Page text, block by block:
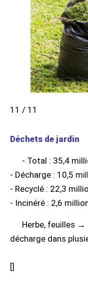
11 / 11
Déchets de jardin
- Total : 35,4
- Décharge : 10,5
- Recyclé : 22,3
- Incinéré : 2,6
Herbe, feuilles
décharge dans
[]